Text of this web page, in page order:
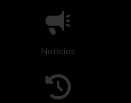
Noticias